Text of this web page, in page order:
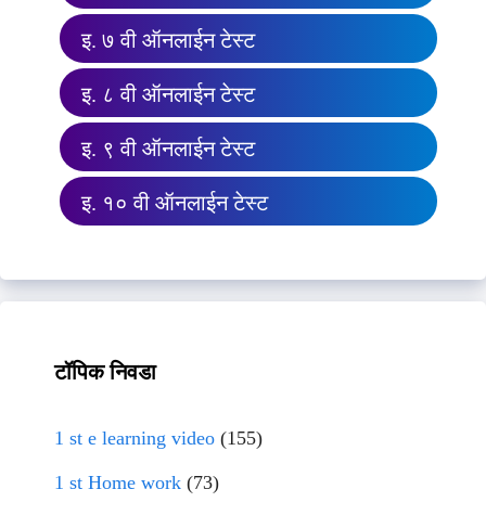
इ. ७ वी ऑनलाईन टेस्ट
इ. ८ वी ऑनलाईन टेस्ट
इ. ९ वी ऑनलाईन टेस्ट
इ. १० वी ऑनलाईन टेस्ट
टॉपिक निवडा
1 st e learning video (155)
1 st Home work (73)